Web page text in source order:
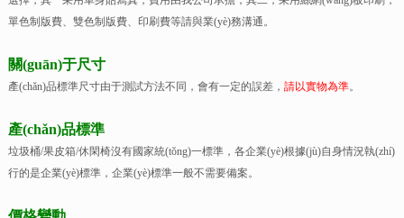
單色制版費、雙色制版費、印刷費等請與業(yè)務溝通。
關(guān)于尺寸
產(chǎn)品標準尺寸由于測試方法不同，會有一定的誤差， 請以實物為準。
產(chǎn)品標準
垃圾桶/果皮箱/休閑椅沒有國家統(tǒng)一標準，各企業(yè)根據(jù)自身情況執(zhí)
行的是企業(yè)標準，企業(yè)標準一般不需要備案。